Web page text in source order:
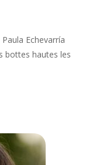
Echevarría
bottes hautes les